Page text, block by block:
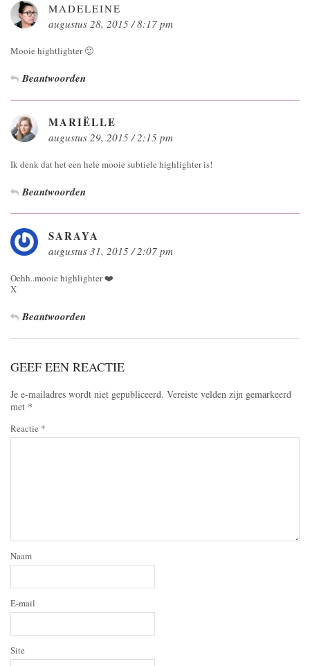
MADELEINE
augustus 28, 2015 / 8:17 pm
Mooie hightlighter 🙂
Beantwoorden
MARIËLLE
augustus 29, 2015 / 2:15 pm
Ik denk dat het een hele mooie subtiele highlighter is!
Beantwoorden
SARAYA
augustus 31, 2015 / 2:07 pm
Oehh..mooie highlighter ❤️
X
Beantwoorden
GEEF EEN REACTIE
Je e-mailadres wordt niet gepubliceerd. Vereiste velden zijn gemarkeerd
met *
Reactie *
Naam
E-mail
Site